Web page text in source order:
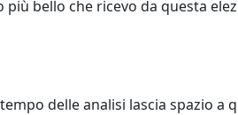
più bello che ricevo da questa
delle analisi lascia spazio a